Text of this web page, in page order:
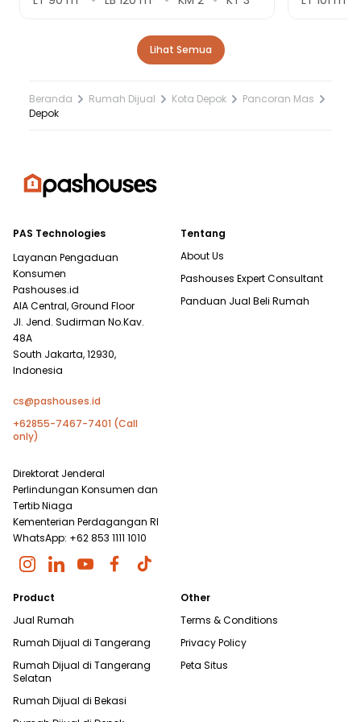
Lihat Semua
Beranda Rumah Dijual Kota Depok
Pancoran Mas
Depok
PAS Technologies
Layanan Pengaduan
Konsumen
Pashouses.id
AIA Central, Ground Floor
Jl. Jend. Sudirman No.Kav.
48A
South Jakarta, 12930,
Indonesia
cs@pashouses.id
+62855-7467-7401 (Call
only)
Direktorat Jenderal
Perlindungan Konsumen dan
Tertib Niaga
Kementerian Perdagangan RI
WhatsApp: +62 853 1111 1010
Tentang
About Us
Pashouses Expert Consultant
Panduan Jual Beli Rumah
Product
Jual Rumah
Rumah Dijual di Tangerang
Rumah Dijual di Tangerang
Selatan
Rumah Dijual di Bekasi
Other
Terms & Conditions
Privacy Policy
Peta Situs